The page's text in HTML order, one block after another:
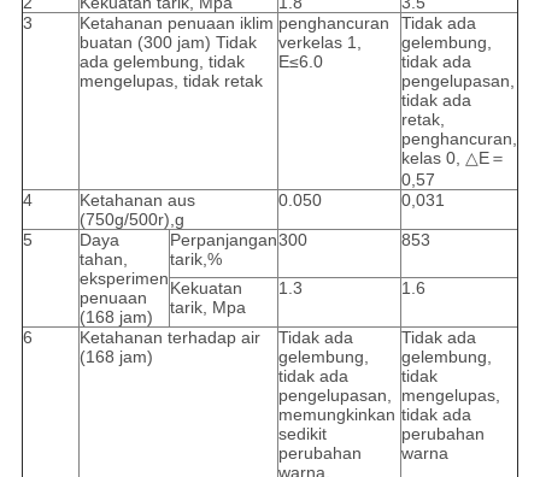
3
Ketahanan penuaan iklim
buatan (300 jam) Tidak
ada gelembung, tidak
mengelupas, tidak retak
penghancuran
verkelas 1,
E≤6.0
Tidak ada
gelembung,
tidak ada
pengelupasan,
tidak ada
retak,
penghancuran,
kelas 0, △E＝
0,57
4
Ketahanan aus
(750g/500r),g
0.050 0,031
5
Daya
tahan,
eksperimen
penuaan
(168 jam)
Perpanjangan
tarik,%
300 853
Kekuatan
tarik, Mpa
1.3 1.6
6
Ketahanan terhadap air
(168 jam)
Tidak ada
gelembung,
tidak ada
pengelupasan,
memungkinkan
sedikit
perubahan
warna,
Tidak ada
gelembung,
tidak
mengelupas,
tidak ada
perubahan
warna